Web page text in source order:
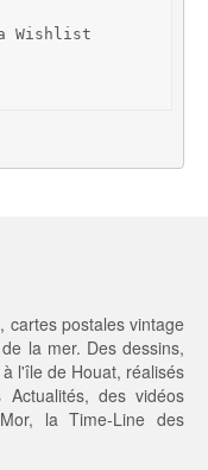
Wishlist
cartes postales vintage
la mer. Des dessins,
l'île de Houat, réalisés
Actualités, des vidéos
, laTime-Line des